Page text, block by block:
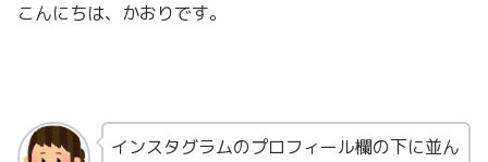
こんにちは、かおりです。
インスタグラムのプロフィール欄の下に並ん